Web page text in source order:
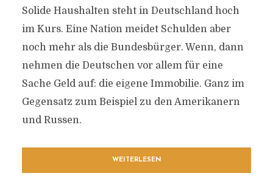
Solide Haushalten steht in Deutschland hoch
im Kurs. Eine Nation meidet Schulden aber
noch mehr als die Bundesbürger. Wenn, dann
nehmen die Deutschen vor allem für eine
Sache Geld auf: die eigene Immobilie. Ganz im
Gegensatz zum Beispiel zu den Amerikanern
und Russen.
WEITERLESEN